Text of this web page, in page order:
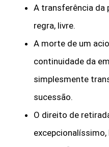
A transferência da
regra, livre.
A morte de um
continuidade da
simplesmente
sucessão.
O direito de